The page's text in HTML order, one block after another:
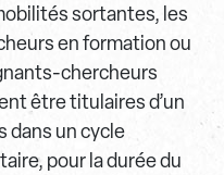
sortantes, les
en formation ou
chercheurs
être titulaires d’un
dans un cycle
pour la durée du